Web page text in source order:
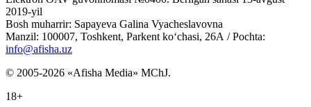
2019-yil
Bosh muharrir: Sapayeva Galina Vyacheslavovna
Manzil: 100007, Toshkent, Parkent ko‘chasi, 26А / Pochta:
info@afisha.uz
© 2005-2026 «Afisha Media» MChJ.
18+